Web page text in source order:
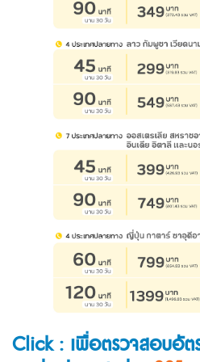
Click : เพื่อตรวจสอบอัตร